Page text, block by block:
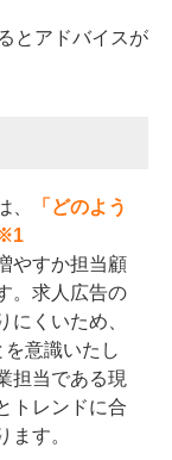
とアドバイスが
、
「どのよう
やすか担当顧
。求人広告の
くいため、
を意識いたし
担当である現
トレンドに合
ます。